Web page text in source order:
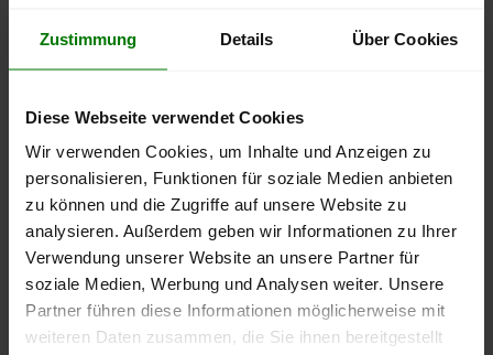
Zustimmung Details Über Cookies
Diese Webseite verwendet Cookies
Wir verwenden Cookies, um Inhalte und Anzeigen zu
personalisieren, Funktionen für soziale Medien anbieten
zu können und die Zugriffe auf unsere Website zu
analysieren. Außerdem geben wir Informationen zu Ihrer
Verwendung unserer Website an unsere Partner für
soziale Medien, Werbung und Analysen weiter. Unsere
Partner führen diese Informationen möglicherweise mit
weiteren Daten zusammen, die Sie ihnen bereitgestellt
lose Ware Sackware
September
Januar
Mai
250 €
300 €
Die aktuelle Preisentwicklung für Holzpellets in Deutschland
können Sie jederzeit auf unsererPelletspreise-Seite
nachvollziehen.